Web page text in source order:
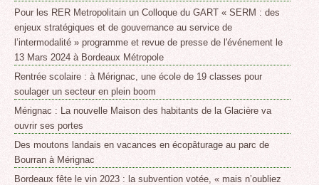
Pour les RER Metropolitain un Colloque du GART « SERM : des
enjeux stratégiques et de gouvernance au service de
l’intermodalité » programme et revue de presse de l'événement le
13 Mars 2024 à Bordeaux Métropole
Rentrée scolaire : à Mérignac, une école de 19 classes pour
soulager un secteur en plein boom
Mérignac : La nouvelle Maison des habitants de la Glacière va
ouvrir ses portes
Des moutons landais en vacances en écopâturage au parc de
Bourran à Mérignac
Bordeaux fête le vin 2023 : la subvention votée, « mais n’oubliez